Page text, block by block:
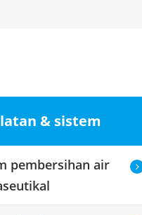
& sistem
pembersihan air